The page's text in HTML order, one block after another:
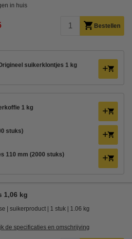
in huis
Bestellen
suikerklontjes 1 kg
1 kg
stuks)
110 mm (2000 stuks)
1,06 kg
suikerproduct 1 stuk 1.06 kg
de specificaties en omschrijving